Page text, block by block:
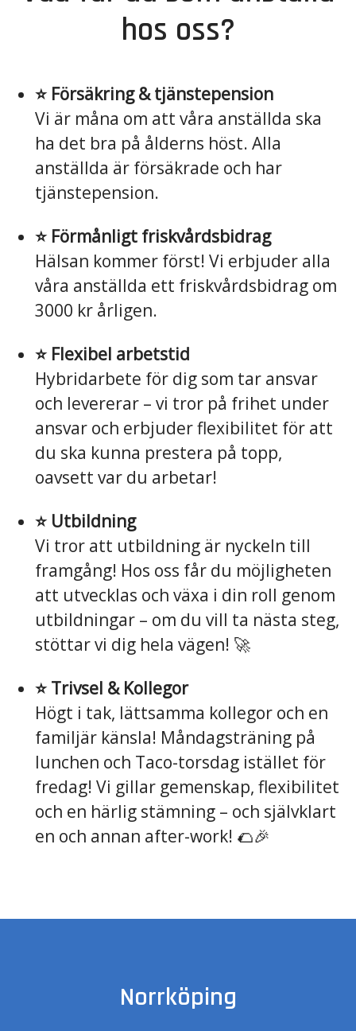
hos oss?
⭐️ Försäkring & tjänstepension
Vi är måna om att våra anställda ska
ha det bra på ålderns höst. Alla
anställda är försäkrade och har
tjänstepension.
⭐️ Förmånligt friskvårdsbidrag
Hälsan kommer först! Vi erbjuder alla
våra anställda ett friskvårdsbidrag om
3000 kr årligen.
⭐️ Flexibel arbetstid
Hybridarbete för dig som tar ansvar
och levererar – vi tror på frihet under
ansvar och erbjuder flexibilitet för att
du ska kunna prestera på topp,
oavsett var du arbetar!
⭐️ Utbildning
Vi tror att utbildning är nyckeln till
framgång! Hos oss får du möjligheten
att utvecklas och växa i din roll genom
utbildningar – om du vill ta nästa steg,
stöttar vi dig hela vägen! 🚀
⭐️ Trivsel & Kollegor
Högt i tak, lättsamma kollegor och en
familjär känsla! Måndagsträning på
lunchen och Taco-torsdag istället för
fredag! Vi gillar gemenskap, flexibilitet
och en härlig stämning – och självklart
en och annan after-work! 🌮🎉
Norrköping